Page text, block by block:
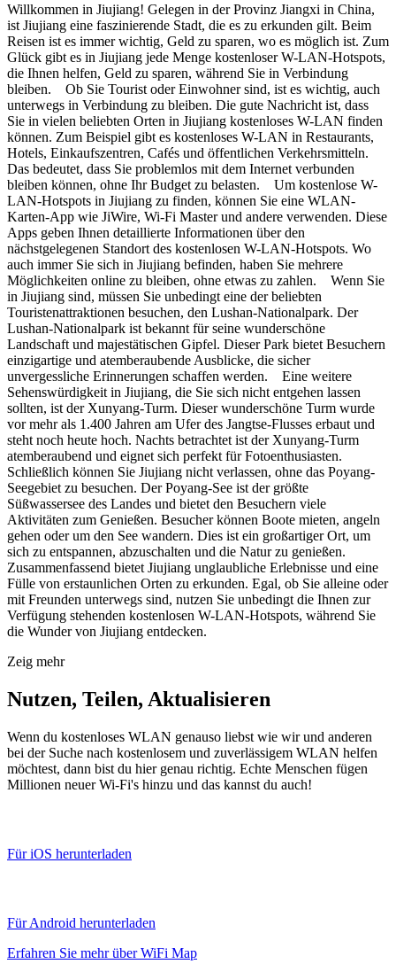
Willkommen in Jiujiang! Gelegen in der Provinz Jiangxi in China,
ist Jiujiang eine faszinierende Stadt, die es zu erkunden gilt. Beim
Reisen ist es immer wichtig, Geld zu sparen, wo es möglich ist. Zum
Glück gibt es in Jiujiang jede Menge kostenloser W-LAN-Hotspots,
die Ihnen helfen, Geld zu sparen, während Sie in Verbindung
bleiben. Ob Sie Tourist oder Einwohner sind, ist es wichtig, auch
unterwegs in Verbindung zu bleiben. Die gute Nachricht ist, dass
Sie in vielen beliebten Orten in Jiujiang kostenloses W-LAN finden
können. Zum Beispiel gibt es kostenloses W-LAN in Restaurants,
Hotels, Einkaufszentren, Cafés und öffentlichen Verkehrsmitteln.
Das bedeutet, dass Sie problemlos mit dem Internet verbunden
bleiben können, ohne Ihr Budget zu belasten. Um kostenlose W-
LAN-Hotspots in Jiujiang zu finden, können Sie eine WLAN-
Karten-App wie JiWire, Wi-Fi Master und andere verwenden. Diese
Apps geben Ihnen detaillierte Informationen über den
nächstgelegenen Standort des kostenlosen W-LAN-Hotspots. Wo
auch immer Sie sich in Jiujiang befinden, haben Sie mehrere
Möglichkeiten online zu bleiben, ohne etwas zu zahlen. Wenn Sie
in Jiujiang sind, müssen Sie unbedingt eine der beliebten
Touristenattraktionen besuchen, den Lushan-Nationalpark. Der
Lushan-Nationalpark ist bekannt für seine wunderschöne
Landschaft und majestätischen Gipfel. Dieser Park bietet Besuchern
einzigartige und atemberaubende Ausblicke, die sicher
unvergessliche Erinnerungen schaffen werden. Eine weitere
Sehenswürdigkeit in Jiujiang, die Sie sich nicht entgehen lassen
sollten, ist der Xunyang-Turm. Dieser wunderschöne Turm wurde
vor mehr als 1.400 Jahren am Ufer des Jangtse-Flusses erbaut und
steht noch heute hoch. Nachts betrachtet ist der Xunyang-Turm
atemberaubend und eignet sich perfekt für Fotoenthusiasten.
Schließlich können Sie Jiujiang nicht verlassen, ohne das Poyang-
Seegebiet zu besuchen. Der Poyang-See ist der größte
Süßwassersee des Landes und bietet den Besuchern viele
Aktivitäten zum Genießen. Besucher können Boote mieten, angeln
gehen oder um den See wandern. Dies ist ein großartiger Ort, um
sich zu entspannen, abzuschalten und die Natur zu genießen.
Zusammenfassend bietet Jiujiang unglaubliche Erlebnisse und eine
Fülle von erstaunlichen Orten zu erkunden. Egal, ob Sie alleine oder
mit Freunden unterwegs sind, nutzen Sie unbedingt die Ihnen zur
Verfügung stehenden kostenlosen W-LAN-Hotspots, während Sie
die Wunder von Jiujiang entdecken.
Zeig mehr
Nutzen, Teilen, Aktualisieren
Wenn du kostenloses WLAN genauso liebst wie wir und anderen
bei der Suche nach kostenlosem und zuverlässigem WLAN helfen
möchtest, dann bist du hier genau richtig. Echte Menschen fügen
Millionen neuer Wi-Fi's hinzu und das kannst du auch!
Für iOS herunterladen
Für Android herunterladen
Erfahren Sie mehr über WiFi Map